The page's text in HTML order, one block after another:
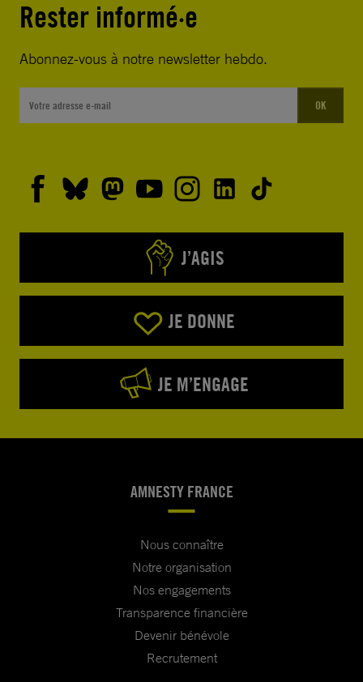
Rester informé·e
Abonnez-vous à notre newsletter hebdo.
OK
J’AGIS
JE DONNE
JE M’ENGAGE
AMNESTY FRANCE
Nous connaître
Notre organisation
Nos engagements
Transparence financière
Devenir bénévole
Recrutement